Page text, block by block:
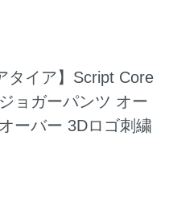
タイア】Script Core
ョガーパンツ オー
ーバー 3Dロゴ刺繍